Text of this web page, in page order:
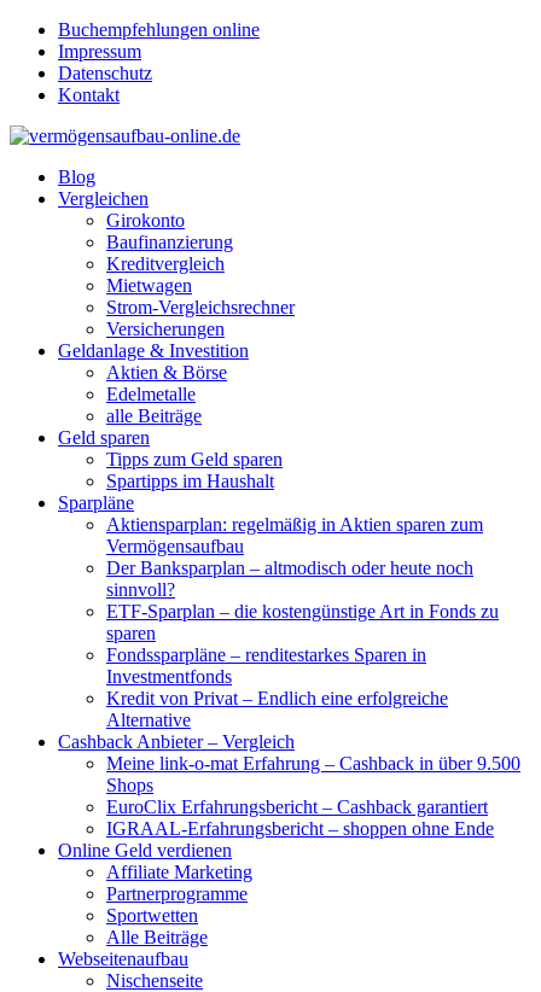
Buchempfehlungen online
Impressum
Datenschutz
Kontakt
Blog
Vergleichen
Girokonto
Baufinanzierung
Kreditvergleich
Mietwagen
Strom-Vergleichsrechner
Versicherungen
Geldanlage & Investition
Aktien & Börse
Edelmetalle
alle Beiträge
Geld sparen
Tipps zum Geld sparen
Spartipps im Haushalt
Sparpläne
Aktiensparplan: regelmäßig in Aktien sparen zum
Vermögensaufbau
Der Banksparplan – altmodisch oder heute noch
sinnvoll?
ETF-Sparplan – die kostengünstige Art in Fonds zu
sparen
Fondssparpläne – renditestarkes Sparen in
Investmentfonds
Kredit von Privat – Endlich eine erfolgreiche
Alternative
Cashback Anbieter – Vergleich
Meine link-o-mat Erfahrung – Cashback in über 9.500
Shops
EuroClix Erfahrungsbericht – Cashback garantiert
IGRAAL-Erfahrungsbericht – shoppen ohne Ende
Online Geld verdienen
Affiliate Marketing
Partnerprogramme
Sportwetten
Alle Beiträge
Webseitenaufbau
Nischenseite